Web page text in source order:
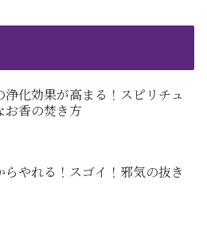
浄化効果が高まる！スピリチュ
お香の焚き方
らやれる！スゴイ！邪気の抜き